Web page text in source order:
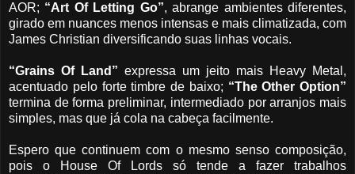
AOR; “Art Of Letting Go”, abrange ambientes diferentes,
girado em nuances menos intensas e mais climatizada, com
James Christian diversificando suas linhas vocais.
“Grains Of Land” expressa um jeito mais Heavy Metal,
acentuado pelo forte timbre de baixo; “The Other Option”
termina de forma preliminar, intermediado por arranjos mais
simples, mas que já cola na cabeça facilmente.
Espero que continuem com o mesmo senso composição,
pois o House Of Lords só tende a fazer trabalhos